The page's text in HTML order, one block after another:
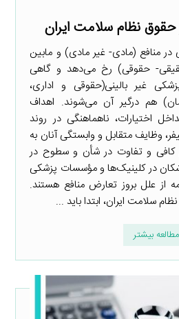
نظام سلامت ایران
در منافع (مادی- غیر مادی) و مابین
حقوقی) رخ می‌دهد و گاهی
غیر بالینی(حقوقی و اداری،
هم درگیر آن می‌شوند. اهداف‌
اختیارات‌، ناهماهنگی در روند
وظایف‌ متقابل و وابستگی آنان به
کافی و تفاوت در شأن و سطوح در
در کلینیک‌ها و مؤسسات پزشکی
از علل بروز تعارض منافع هستند.
سلامت ایران، ابتدا باید ...
مطالعه بیشتر